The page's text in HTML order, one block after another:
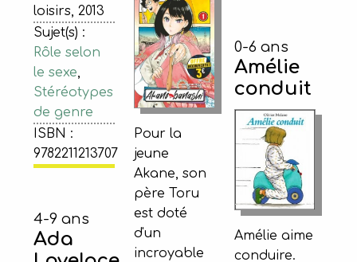
loisirs, 2013
Sujet(s) :
Rôle selon
le sexe,
Stéréotypes
de genre
ISBN :
9782211213707
4-9 ans
Ada
Pour la
jeune
Akane, son
père Toru
est doté
d'un
incroyable
0-6 ans
Amélie
conduit
Amélie aime
conduire.